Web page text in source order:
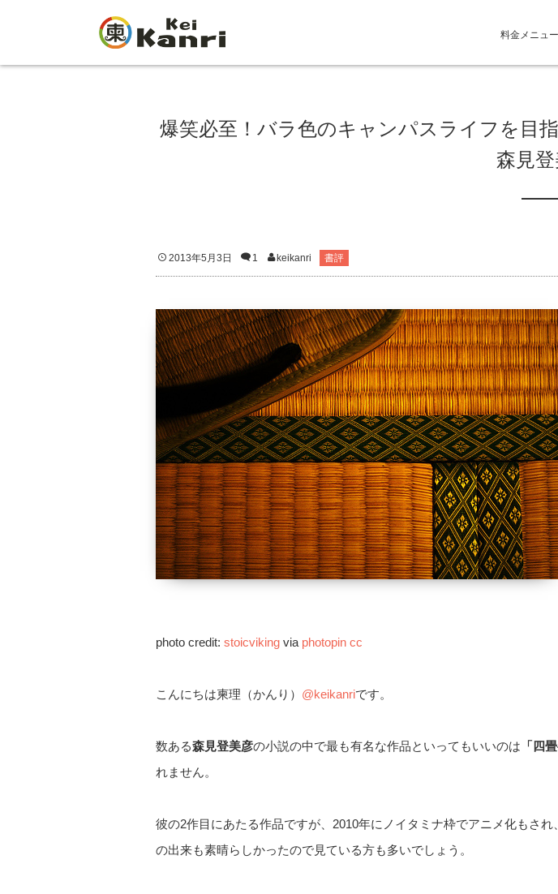
料金メニュー
爆笑必至！バラ色のキャンパスライフを目
森見
2013年5月3日 1 keikanri 書評
photo credit: stoicviking via photopin cc
こんにちは柬理（かんり） @keikanriです。
数ある森見登美彦の小説の中で最も有名な作品といってもいいのは 「四
れません。
彼の2作目にあたる作品ですが、2010年にノイタミナ枠でアニメ化もされ
の出来も素晴らしかったので見ている方も多いでしょう。